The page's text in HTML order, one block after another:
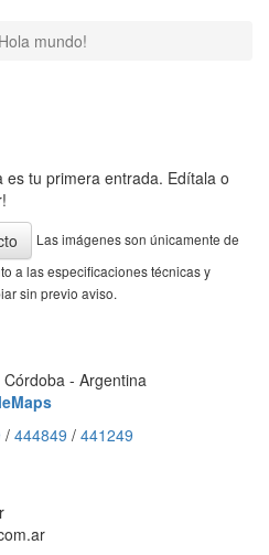
mundo!
es tu primera entrada. Edítala o
Las imágenes son únicamente de
a las especificaciones técnicas y
sin previo aviso.
- Argentina
/ 444849 / 441249